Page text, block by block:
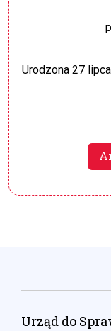
Urodzona 27
Urząd do